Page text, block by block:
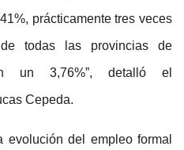
prácticamente tres veces
todas las provincias de
un 3,76%”, detalló el
Cepeda.
del empleo formal